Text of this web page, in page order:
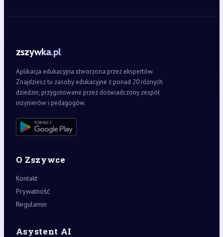
zszywka.pl
Aplikacja edukacyjna stworzona przez ekspertów.
Znajdziesz tu zasoby edukacyjne z ponad 20 różnych
dziedzin, przygotowane przez doświadczony zespół
inżynierów i pedagogów.
O Zszywce
Kontakt
Prywatność
Regulamin
Asystent AI